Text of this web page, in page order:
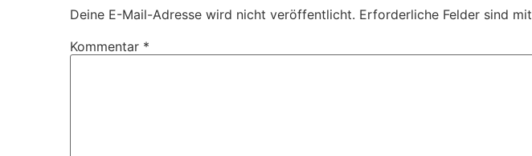
Deine E-Mail-Adresse wird nicht veröffentlicht. Erforderliche Felder sind mit
Kommentar *